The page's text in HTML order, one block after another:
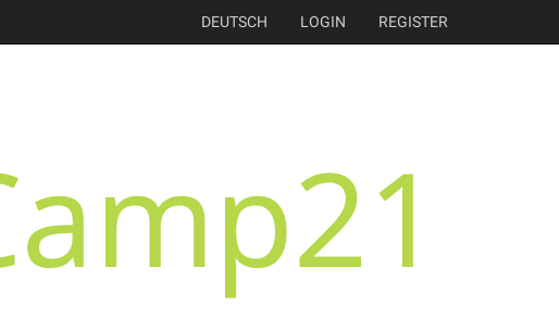
DEUTSCH LOGIN REGISTER